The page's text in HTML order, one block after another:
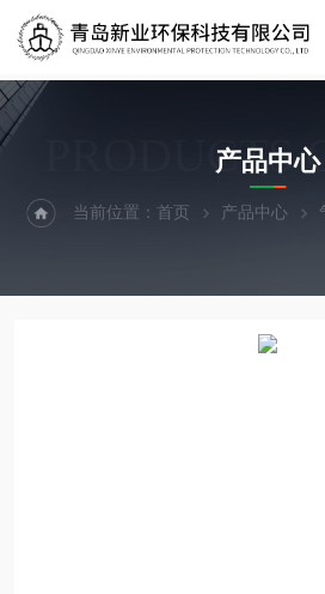
PRODUCTS
产品中心
当前位置：首页 产品中心